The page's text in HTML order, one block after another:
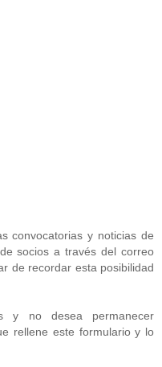
convocatorias y noticias de
socios a través del correo
de recordar esta posibilidad
no desea permanecer
rellene este formulario y lo